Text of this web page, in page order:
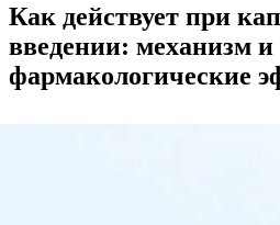
Как действует при
введении: механизм и
фармакологические